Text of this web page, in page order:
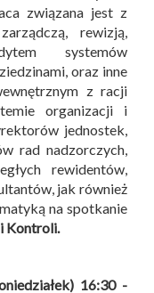
związana jest z
rewizją,
systemów
oraz inne
z racji
organizacji i
jednostek,
rad nadzorczych,
rewidentów,
jak również
na spotkanie
Kontroli.
16:30 -